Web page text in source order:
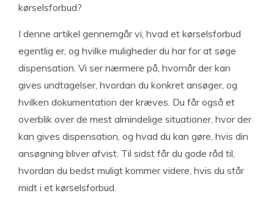
kørselsforbud?
I denne artikel gennemgår vi, hvad et kørselsforbud
egentlig er, og hvilke muligheder du har for at søge
dispensation. Vi ser nærmere på, hvornår der kan
gives undtagelser, hvordan du konkret ansøger, og
hvilken dokumentation der kræves. Du får også et
overblik over de mest almindelige situationer, hvor der
kan gives dispensation, og hvad du kan gøre, hvis din
ansøgning bliver afvist. Til sidst får du gode råd til,
hvordan du bedst muligt kommer videre, hvis du står
midt i et kørselsforbud.